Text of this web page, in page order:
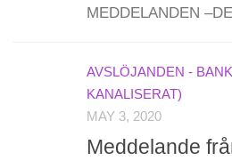
MEDDELANDEN
AVSLÖJANDEN -
KANALISERAT)
MAY 3, 2020
Meddelande